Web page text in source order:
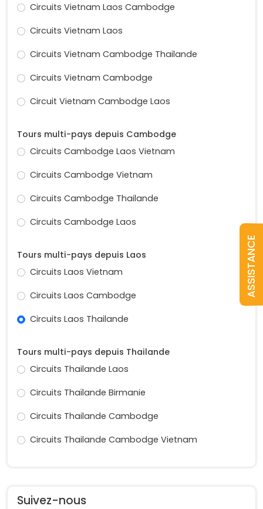
Circuits Vietnam Laos Cambodge
Circuits Vietnam Laos
Circuits Vietnam Cambodge Thailande
Circuits Vietnam Cambodge
Circuit Vietnam Cambodge Laos
Tours multi-pays depuis Cambodge
Circuits Cambodge Laos Vietnam
Circuits Cambodge Vietnam
Circuits Cambodge Thailande
Circuits Cambodge Laos
Tours multi-pays depuis Laos
Circuits Laos Vietnam
Circuits Laos Cambodge
Circuits Laos Thailande
Tours multi-pays depuis Thailande
Circuits Thailande Laos
Circuits Thaïlande Birmanie
Circuits Thailande Cambodge
Circuits Thailande Cambodge Vietnam
Suivez-nous
ASSISTANCE